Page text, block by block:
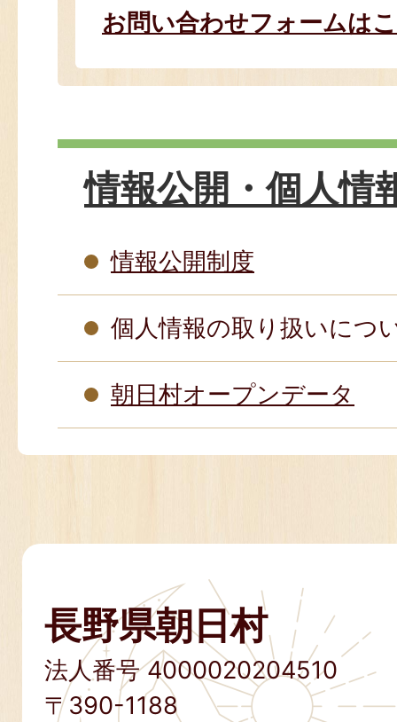
お問い合わせフォームは
情報公開・個人情
情報公開制度
個人情報の取り扱いにつ
朝日村オープンデータ
長野県朝日村
法人番号 4000020204510
〒390-1188